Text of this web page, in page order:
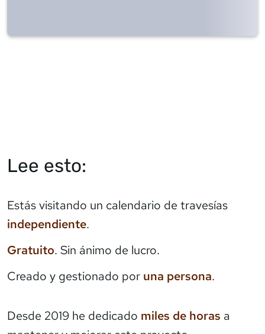
Lee esto:
Estás visitando un calendario de travesías
independiente.
Gratuito. Sin ánimo de lucro.
Creado y gestionado por una persona.
Desde 2019 he dedicado miles de horas a